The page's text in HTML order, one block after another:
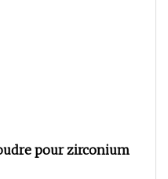
pour zirconium